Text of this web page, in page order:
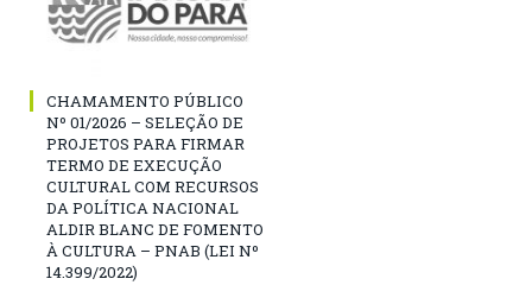
CHAMAMENTO PÚBLICO
Nº 01/2026 – SELEÇÃO DE
PROJETOS PARA FIRMAR
TERMO DE EXECUÇÃO
CULTURAL COM RECURSOS
DA POLÍTICA NACIONAL
ALDIR BLANC DE FOMENTO
À CULTURA – PNAB (LEI Nº
14.399/2022)